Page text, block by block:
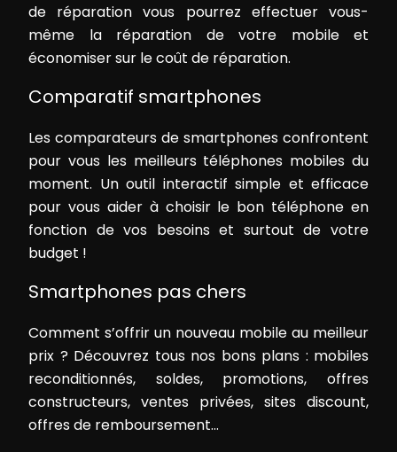
de réparation vous pourrez effectuer vous-
même la réparation de votre mobile et
économiser sur le coût de réparation.
Comparatif smartphones
Les comparateurs de smartphones confrontent
pour vous les meilleurs téléphones mobiles du
moment. Un outil interactif simple et efficace
pour vous aider à choisir le bon téléphone en
fonction de vos besoins et surtout de votre
budget !
Smartphones pas chers
Comment s’offrir un nouveau mobile au meilleur
prix ? Découvrez tous nos bons plans : mobiles
reconditionnés, soldes, promotions, offres
constructeurs, ventes privées, sites discount,
offres de remboursement…